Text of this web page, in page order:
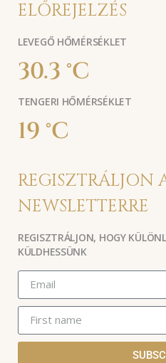
ELŐREJELZÉS
LEVEGŐ HŐMÉRSÉKLET
30.3 °C
TENGERI HŐMÉRSÉKLET
19 °C
REGISZTRÁLJON
NEWSLETTERRE
REGISZTRÁLJON, HOGY
KÜLDHESSÜNK